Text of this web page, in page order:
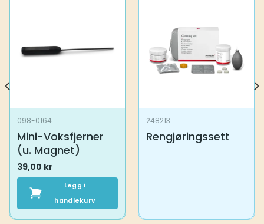
098-0164
Mini-Voksfjerner
(u. Magnet)
39,00 kr
Legg i
handlekurv
248213
Rengjøringssett